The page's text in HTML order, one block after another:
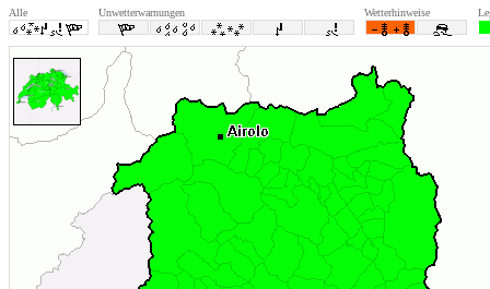
Alle Unwetterwarnungen Wetterhinweise